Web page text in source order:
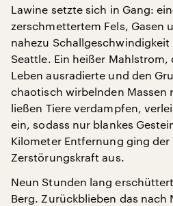
Lawine setzte sich in Gang:
zerschmettertem Fels, Gasen
nahezu
Seattle. Ein heißer Mahlstrom,
Leben ausradierte und den
chaotisch wirbelnden Massen
ließen Tiere verdampfen,
ein, sodass nur blankes
Kilometer Entfernung ging der
Zerstörungskraft aus.
Neun Stunden lang
Berg. Zurückblieben das